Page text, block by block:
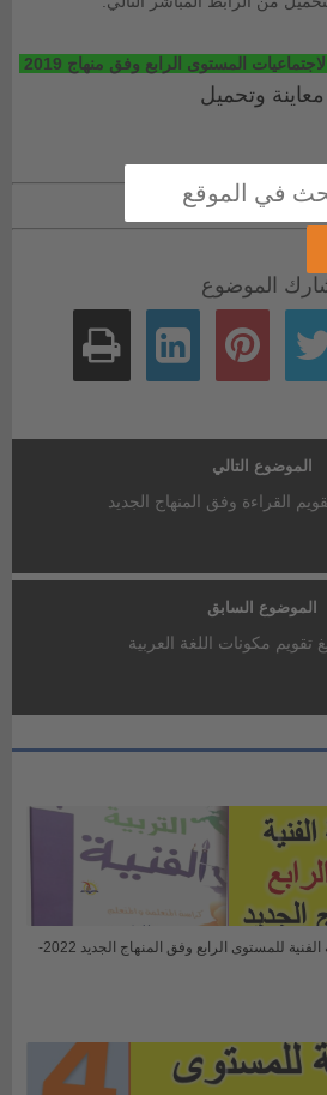
المستوى الرابع وفق منهاج 2019
معاينة وتحميل
الموضوع
الموضوع التالي
القراءة وفق المنهاج الجديد
الموضوع السابق
تقويم مكونات اللغة العربية
جميع جذاذات المعتمد في التربية الفنية للمستوى الرابع وفق المنهاج الجديد 2022-